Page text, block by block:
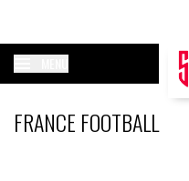
FRANCE FOOTBALL